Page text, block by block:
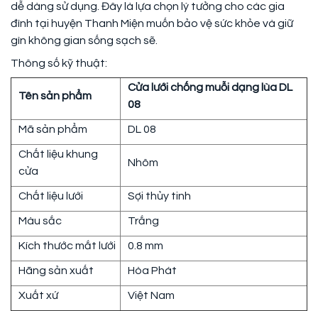
dễ dàng sử dụng. Đây là lựa chọn lý tưởng cho các gia
đình tại huyện Thanh Miện muốn bảo vệ sức khỏe và giữ
gìn không gian sống sạch sẽ.
Thông số kỹ thuật:
Tên sản phẩm
Cửa lưới chống muỗi dạng lùa DL
08
Mã sản phẩm DL 08
Chất liệu khung
cửa
Nhôm
Chất liệu lưới Sợi thủy tinh
Màu sắc Trắng
Kích thước mắt lưới 0.8 mm
Hãng sản xuất Hòa Phát
Xuất xứ Việt Nam